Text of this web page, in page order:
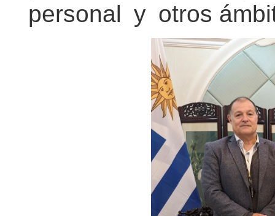
personal yotros